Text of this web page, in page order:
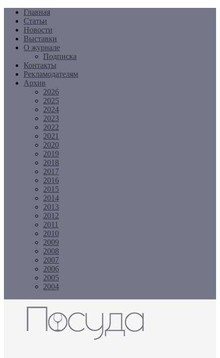
Перейти
содержимому
Главная
Статьи
Новости
Выставки
О журнале
Подписка
Контакты
Рекламодателям
Архив
2026
2025
2024
2023
2022
2021
2020
2019
2018
2017
2016
2015
2014
2013
2012
2011
2010
2009
2008
2007
2006
2005
2004